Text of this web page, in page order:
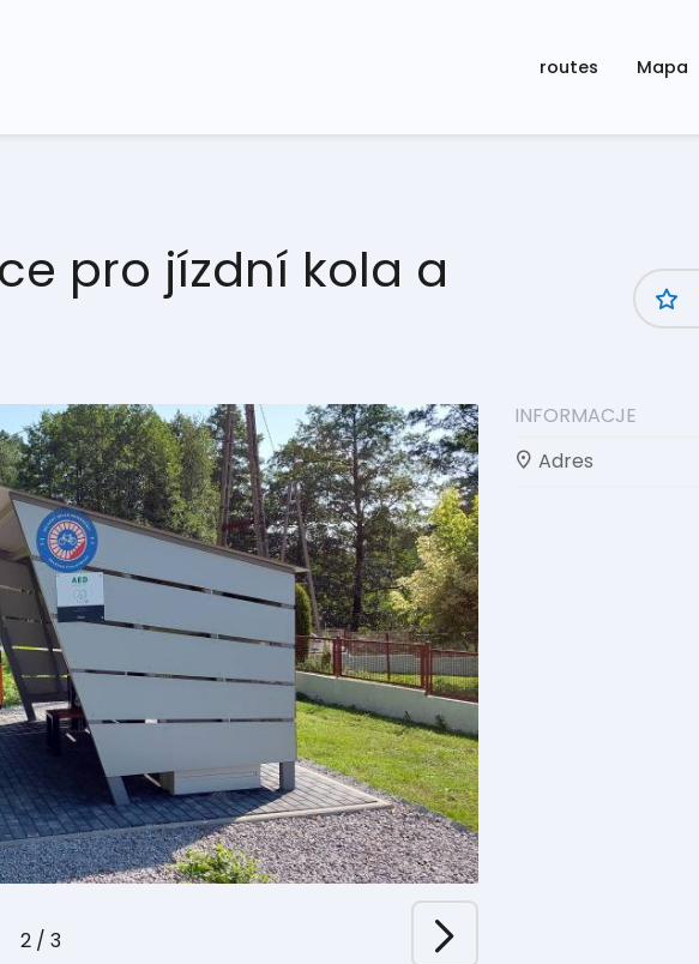
routes Mapa
pro jízdní kola a
2 / 3
INFORMACJE
Adres